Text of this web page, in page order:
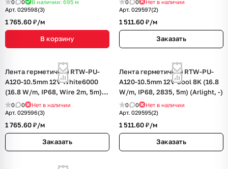
0 0 В наличии: 695 м
Арт. 029598(3)
1 765.60 ₽/м
В корзину
0 0
Нет в наличии
Арт. 029597(2)
1 511.60 ₽/м
Заказать
Лента герметичная RTW-PU-
A120-10.5mm 12V White6000
(16.8 W/m, IP68, Wire 2m, 5m)
(Arlight, -)
0 0
Нет в наличии
Арт. 029596(3)
1 765.60 ₽/м
Заказать
Лента герметичная RTW-PU-
A120-10.5mm 12V Cool 8K (16.8
W/m, IP68, 2835, 5m) (Arlight, -)
0 0
Нет в наличии
Арт. 029595(2)
1 511.60 ₽/м
Заказать